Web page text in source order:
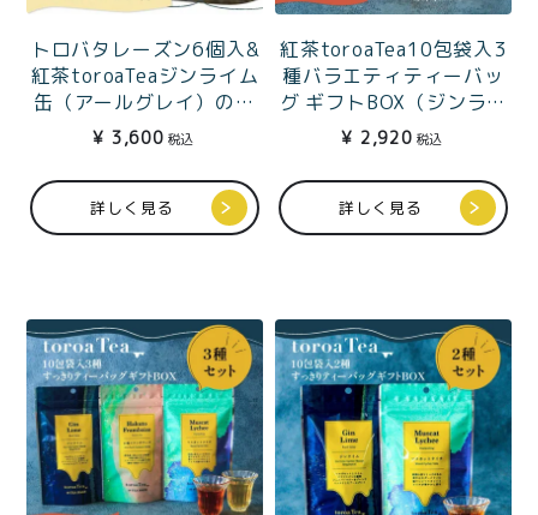
メルマガ会員様限定
toroa夏のアウトレッ
トセール
お誕生日セット
手さげ袋
価格別
¥2,000〜¥3,999
〜¥1,999
TOP
読みもの
会社概要
商品
特集記事
トロバタレーズン6個入&
紅茶toroaTeaジンライム
缶（アールグレイ）のお
うちカフェセット
¥ 3,600 税込
詳しく見る
紅茶toroaTea10包袋入3
種バラエティティーバッ
グ ギフトBOX（ジンライ
ム・キャラメルベリー・
カカオバニラ）
¥ 2,920 税込
詳しく見る